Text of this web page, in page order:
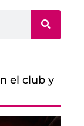
el club y